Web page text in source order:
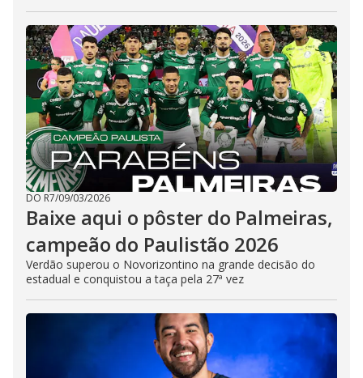
DO R7/09/03/2026
Baixe aqui o pôster do Palmeiras,
campeão do Paulistão 2026
Verdão superou o Novorizontino na grande decisão do
estadual e conquistou a taça pela 27ª vez